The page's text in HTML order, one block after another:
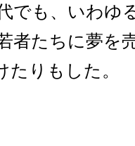
でも、いわゆ
者たちに夢を
りもした。